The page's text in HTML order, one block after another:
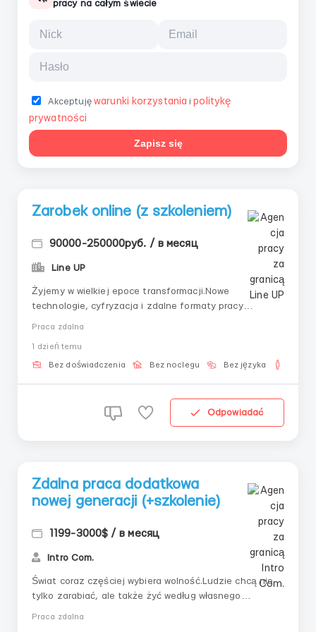
pracy na całym świecie
Akceptujęwarunki korzystania i politykę
prywatności
Zapisz się
Zarobek online (z szkoleniem)
90000-250000руб. / в месяц
Line UP
Żyjemy w wielkiej epoce transformacji.Nowe
technologie, cyfryzacja i zdalne formaty pracy
możliwościami, które pozwalają zarabiać godziwie,
nawet bez doświadczenia i wiedzy technicznej.
Praca zdalna
1 dzień temu
Bez doświadczenia Bez noclegu Bez języka
Odpowiadać
Zdalna praca dodatkowa
nowej generacji (+szkolenie)
1199-3000$ / в месяц
Intro Com.
Świat coraz częściej wybiera wolność.Ludzie chcą nie
tylko zarabiać, ale także żyć według własnego
Praca zdalna